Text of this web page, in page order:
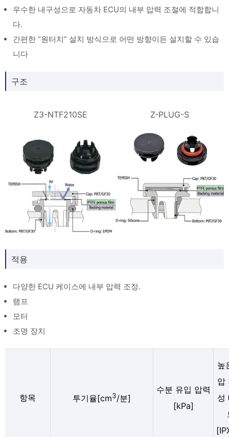
우수한 내구성으로 자동차 ECU의 내부 압력 조절에 적합합니
다.
간편한 “원터치” 설치 방식으로 어떤 방향이든 설치할 수 있습
니다
구조
Z3-NTF210SE Z-PLUG-S
적용
다양한 ECU 케이스에 내부 압력 조정.
램프
모터
조명 장치
항목 투기율[cm3/분]
수분 유입 압력
[kPa]
높
압
성